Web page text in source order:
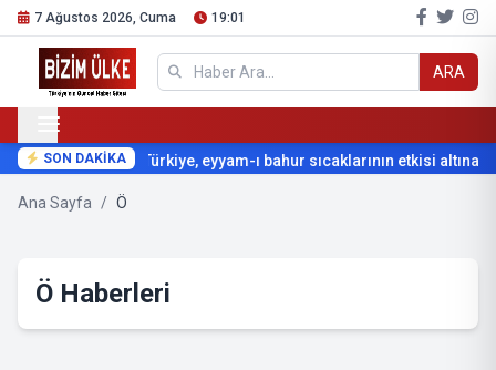
7 Ağustos 2026, Cuma 19:01
ARA
SON DAKİKA Türkiye, eyyam-ı bahur sıcaklarının etkisi altına
Ana Sayfa / Ö
Ö Haberleri